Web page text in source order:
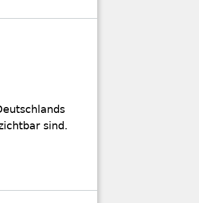
sind.